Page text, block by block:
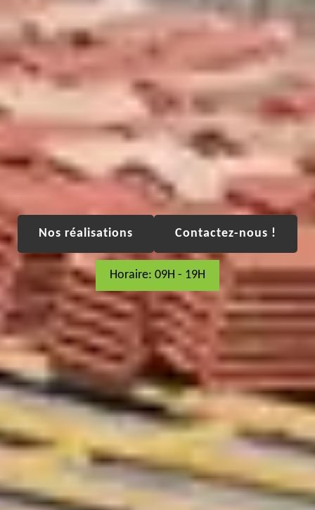
Nos réalisations Contactez-nous !
Horaire: 09H - 19H